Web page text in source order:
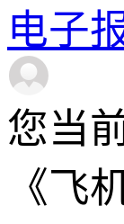
电子
您当
《飞